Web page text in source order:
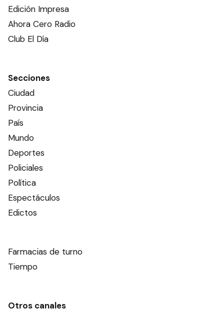
Edición Impresa
Ahora Cero Radio
Club El Día
Secciones
Ciudad
Provincia
País
Mundo
Deportes
Policiales
Política
Espectáculos
Edictos
Farmacias de turno
Tiempo
Otros canales